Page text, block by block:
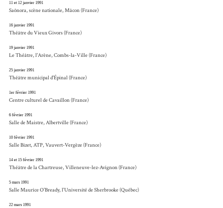
11 et 12 janvier 1991
Saônora, scène nationale, Mâcon (France)
16 janvier 1991
Théâtre du Vieux Givors (France)
19 janvier 1991
Le Théâtre, l'Arène, Combs-la-Ville (France)
25 janvier 1991
Théâtre municipal d'Épinal (France)
1er février 1991
Centre culturel de Cavaillon (France)
6 février 1991
Salle de Maistre, Albertville (France)
10 février 1991
Salle Bizet, ATP, Vauvert-Vergèze (France)
14 et 15 février 1991
Théâtre de la Chartreuse, Villeneuve-lez-Avignon (France)
5 mars 1991
Salle Maurice O'Bready, l'Université de Sherbrooke (Québec)
22 mars 1991